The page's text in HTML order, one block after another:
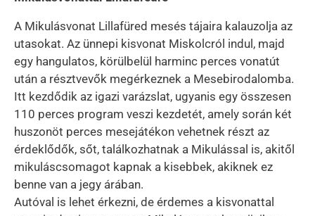
A Mikulásvonat Lillafüred mesés tájaira kalauzolja az
utasokat. Az ünnepi kisvonat Miskolcról indul, majd
egy hangulatos, körülbelül harminc perces vonatút
után a résztvevők megérkeznek a Mesebirodalomba.
Itt kezdődik az igazi varázslat, ugyanis egy összesen
110 perces program veszi kezdetét, amely során két
huszonöt perces mesejátékon vehetnek részt az
érdeklődők, sőt, találkozhatnak a Mikulással is, akitől
mikuláscsomagot kapnak a kisebbek, akiknek ez
benne van a jegy árában.
Autóval is lehet érkezni, de érdemes a kisvonattal